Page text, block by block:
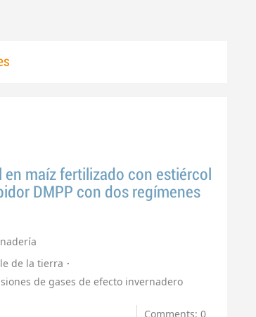
maíz fertilizado con estiércol
DMPP con dos regímenes
de la tierra
de gases de efecto invernadero
Comments: 0